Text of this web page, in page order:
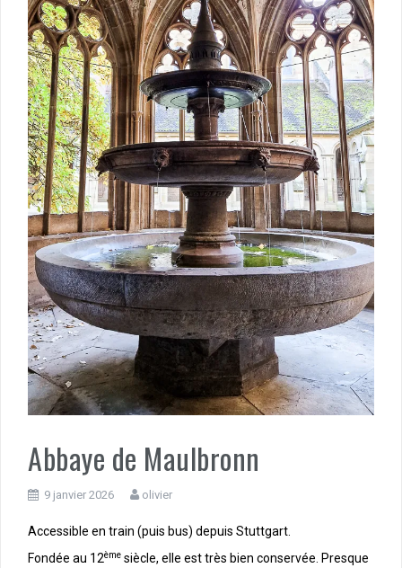
Abbaye de Maulbronn
9 janvier 2026 olivier
Accessible en train (puis bus) depuis Stuttgart.
Fondée au 12ème siècle, elle est très bien conservée. Presque